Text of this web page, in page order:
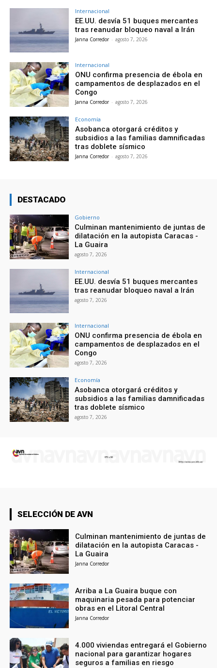
Internacional
EE.UU. desvía 51 buques mercantes
tras reanudar bloqueo naval a Irán
Janna Corredor - agosto 7, 2026
Internacional
ONU confirma presencia de ébola en
campamentos de desplazados en el
Congo
Janna Corredor - agosto 7, 2026
Economía
Asobanca otorgará créditos y
subsidios a las familias damnificadas
tras doblete sísmico
Janna Corredor - agosto 7, 2026
DESTACADO
Gobierno
Culminan mantenimiento de juntas de
dilatación en la autopista Caracas -
La Guaira
agosto 7, 2026
Internacional
EE.UU. desvía 51 buques mercantes
tras reanudar bloqueo naval a Irán
agosto 7, 2026
Internacional
ONU confirma presencia de ébola en
campamentos de desplazados en el
Congo
agosto 7, 2026
Economía
Asobanca otorgará créditos y
subsidios a las familias damnificadas
tras doblete sísmico
agosto 7, 2026
SELECCIÓN DE AVN
Culminan mantenimiento de juntas de
dilatación en la autopista Caracas -
La Guaira
Janna Corredor
Arriba a La Guaira buque con
maquinaria pesada para potenciar
obras en el Litoral Central
Janna Corredor
4.000 viviendas entregará el Gobierno
nacional para garantizar hogares
seguros a familias en riesgo